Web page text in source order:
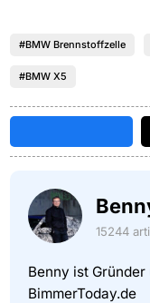
#BMW Brennstoffzelle
#BMW X5
15244
Benny ist
BimmerToday.de